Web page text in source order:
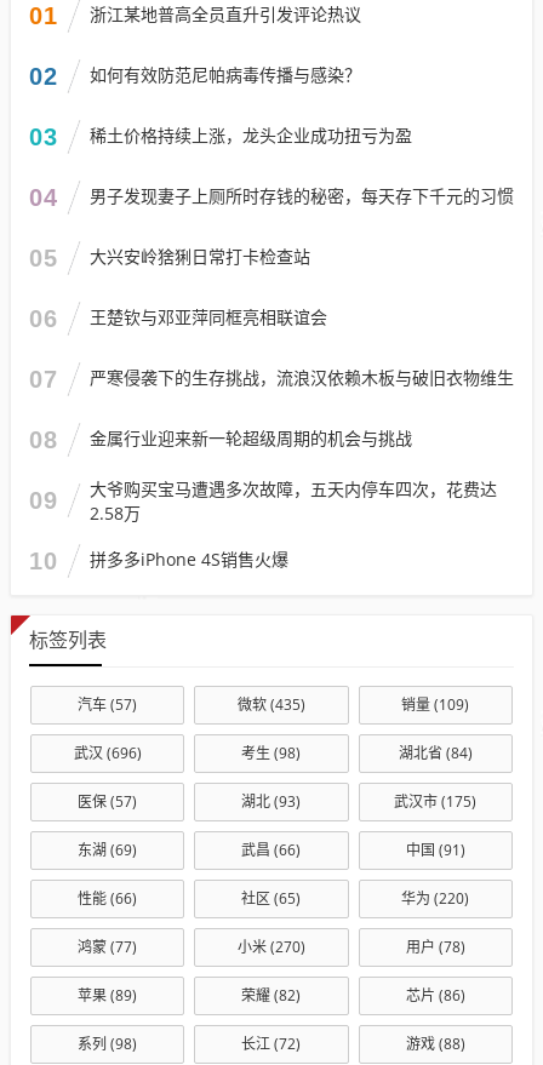
01 浙江某地普高全员直升引发评论热议
02 如何有效防范尼帕病毒传播与感染？
03 稀土价格持续上涨，龙头企业成功扭亏为盈
04 男子发现妻子上厕所时存钱的秘密，每天存下千元的习惯
05 大兴安岭猞猁日常打卡检查站
06 王楚钦与邓亚萍同框亮相联谊会
07 严寒侵袭下的生存挑战，流浪汉依赖木板与破旧衣物维生
08 金属行业迎来新一轮超级周期的机会与挑战
09
大爷购买宝马遭遇多次故障，五天内停车四次，花费达
2.58万
10 拼多多iPhone 4S销售火爆
标签列表
汽车(57) 微软(435) 销量(109)
武汉 (696) 考生 (98) 湖北省 (84)
医保(57) 湖北(93) 武汉市(175)
东湖 (69) 武昌 (66) 中国 (91)
性能(66) 社区 (65) 华为 (220)
鸿蒙(77) 小米(270) 用户 (78)
苹果(89) 荣耀(82) 芯片 (86)
系列 (98) 长江(72) 游戏(88)